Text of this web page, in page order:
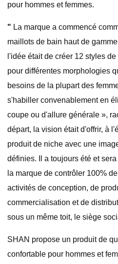
pour hommes et femmes.
" La marque a commencé
maillots de bain haut de
l'idée était de créer 12 styles
pour différentes morphologies
besoins de la plupart des
s'habiller convenablement en
coupe ou d'allure générale »,
départ, la vision était d'offrir, à
produit de niche avec une
définies. Il a toujours été et
la marque de contrôler 100%
activités de conception, de
commercialisation et de
sous un même toit, le siège
SHAN propose un produit de
confortable pour hommes et